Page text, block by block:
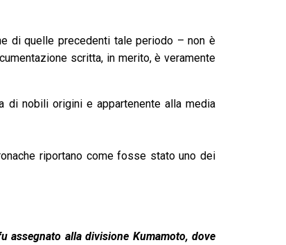
di quelle precedenti tale periodo – non è
scritta, in merito, è veramente
di nobili origini e appartenente alla media
riportano come fosse stato uno dei
assegnato alla divisione Kumamoto, dove